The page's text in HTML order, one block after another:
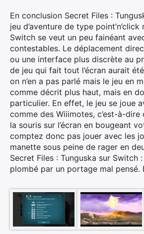
En conclusion Secret Files :
jeu d’aventure de type
Switch se veut un peu fainéant
contestables. Le déplacement
ou une interface plus discrète au
de jeu qui fait tout l’écran aurait
on n’en a pas parlé mais le jeu en
comme décrit plus haut, mais en
particulier. En effet, le jeu se joue
comme des Wiiimotes, c’est-à-dire
la souris sur l’écran en bougeant
comptez donc pas jouer avec les
manette sous peine de rager en
Secret Files : Tunguska sur Switch
plombé par un portage mal pensé.
: